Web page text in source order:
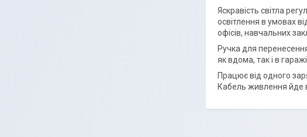
Яскравість світла
освітлення в умовах
офісів, навчальних
Ручка для
як вдома, так і в
Працює від одного
Кабель живлення йде